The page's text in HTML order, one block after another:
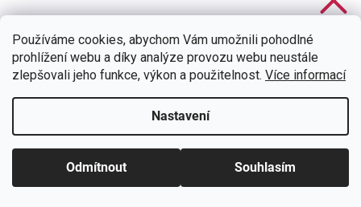
Používáme cookies, abychom Vám umožnili pohodlné
prohlížení webu a díky analýze provozu webu neustále
zlepšovali jeho funkce, výkon a použitelnost. Více informací
Nastavení
Odmítnout Souhlasím
na 300,- Kč je Váš!
CHCI SLEVU
Zásady zpracování osobních údajů